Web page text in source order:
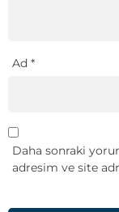
Ad *
Daha sonraki
adresim ve site